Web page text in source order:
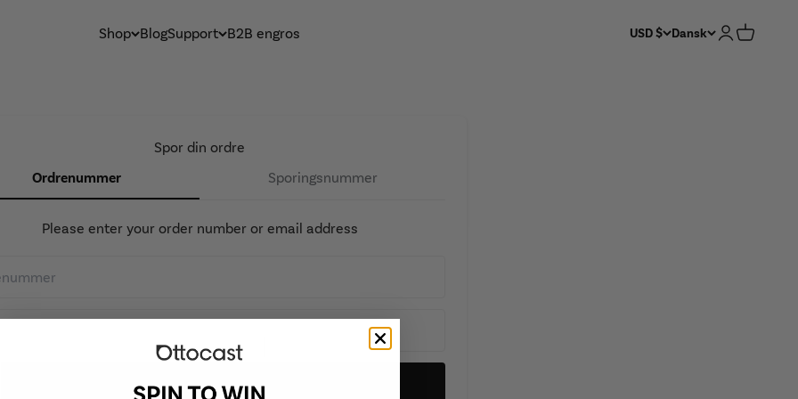
Shop BlogSupport B2B engros USD $ Dansk Log ind
Spor din ordre
Ordrenummer
Sporingsnummer
Please enter your order number or email address
Spor